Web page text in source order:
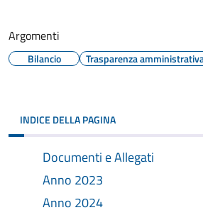
Argomenti
Bilancio Trasparenza
INDICE DELLA PAGINA
Documenti e Allegati
Anno 2023
Anno 2024